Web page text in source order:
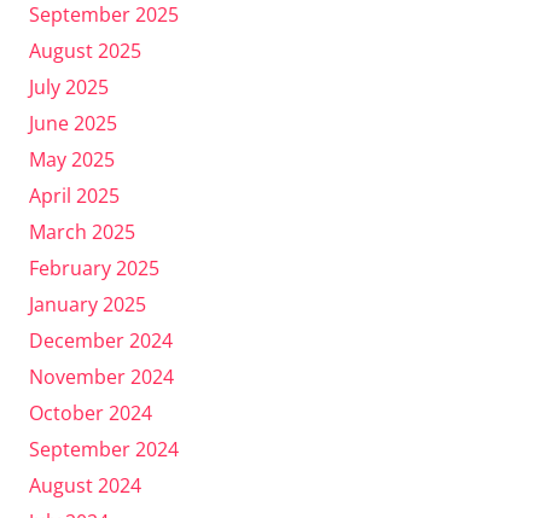
September 2025
August 2025
July 2025
June 2025
May 2025
April 2025
March 2025
February 2025
January 2025
December 2024
November 2024
October 2024
September 2024
August 2024